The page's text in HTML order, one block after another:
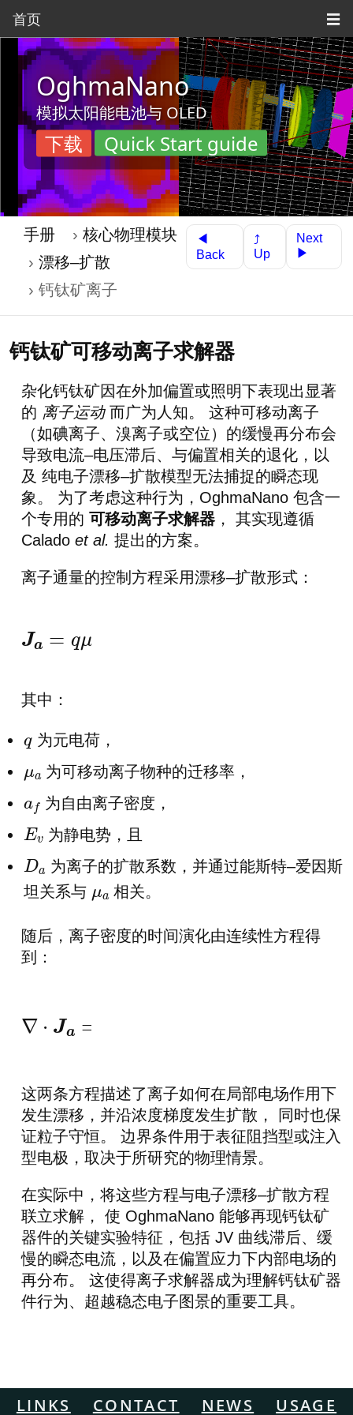
首页 ☰
OghmaNano
模拟太阳能电池与 OLED
下载 Quick Start guide
手册
核心物理模块
漂移–扩散
钙钛矿离子
◀
Back
⤴
Up
Next
▶
钙钛矿可移动离子求解器
杂化钙钛矿因在外加偏置或照明下表现出显著
的 离子运动而广为人知。 这种可移动离子
（如碘离子、溴离子或空位）的缓慢再分布会
导致电流–电压滞后、与偏置相关的退化，以
及 纯电子漂移–扩散模型无法捕捉的瞬态现
象。 为了考虑这种行为，OghmaNano 包含一
个专用的 可移动离子求解器 ， 其实现遵循
Calado et al. 提出的方案。
离子通量的控制方程采用漂移–扩散形式：
Ja =q μaa
其中：
q为元电荷，
μ
a
为可移动离子物种的迁移率，
af 为自由离子密度，
E
v
为静电势，且
D
a
为离子的扩散系数，并通过能斯特–爱因斯
坦关系与 μ
相关。
随后，离子密度的时间演化由连续性方程得
到：
∇⋅ a= −q
这两条方程描述了离子如何在局部电场作用下
发生漂移，并沿浓度梯度发生扩散， 同时也保
证粒子守恒。 边界条件用于表征阻挡型或注入
型电极，取决于所研究的物理情景。
在实际中，将这些方程与电子漂移–扩散方程
联立求解， 使 OghmaNano 能够再现钙钛矿
器件的关键实验特征，包括 JV 曲线滞后、缓
慢的瞬态电流，以及在偏置应力下内部电场的
再分布。 这使得离子求解器成为理解钙钛矿器
件行为、超越稳态电子图景的重要工具。
LINKS CONTACT NEWS USAGE